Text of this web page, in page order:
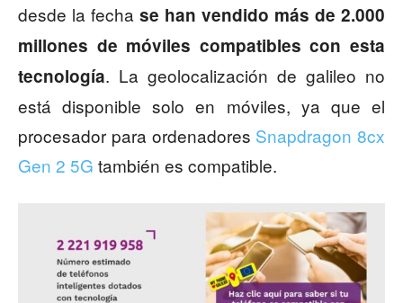
desde la fecha se han vendido más de 2.000
millones de móviles compatibles con esta
tecnología. La geolocalización de galileo no
está disponible solo en móviles, ya que el
procesador para ordenadores Snapdragon 8cx
Gen 2 5G también es compatible.